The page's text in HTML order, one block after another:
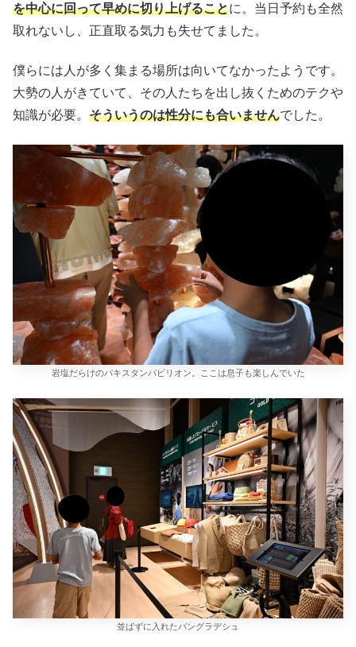
を中心に回って早めに切り上げることに。当日予約も全然
取れないし、正直取る気力も失せてました。
僕らには人が多く集まる場所は向いてなかったようです。
大勢の人がきていて、その人たちを出し抜くためのテクや
知識が必要。 そういうのは性分にも合いませんでした。
岩塩だらけのパキスタンパビリオン。ここは息子も楽しんでいた
並ばずに入れたバングラデシュ